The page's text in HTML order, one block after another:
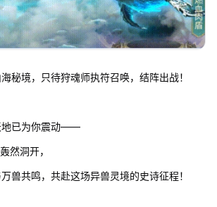
秘境，只待狩魂师执符召唤，结阵出战！
地已为你震动——
然洞开，
兽共鸣，共赴这场异兽灵境的史诗征程！